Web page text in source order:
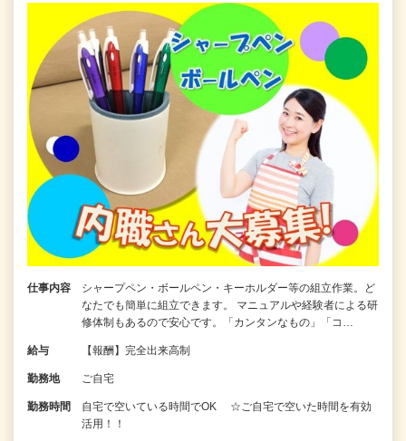
仕事内容
シャープペン・ボールペン・キーホルダー等の組立作業。ど
なたでも簡単に組立できます。 マニュアルや経験者による研
修体制もあるので安心です。「カンタンなもの」「コ…
給与 【報酬】完全出来高制
勤務地 ご自宅
勤務時間
自宅で空いている時間でOK ☆ご自宅で空いた時間を有効
活用！！